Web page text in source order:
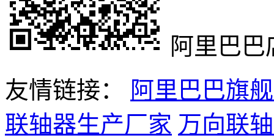
阿里巴巴
友情链接：
阿里巴巴旗
联轴器生产厂家 万向联